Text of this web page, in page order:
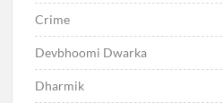
Crime
Devbhoomi Dwarka
Dharmik